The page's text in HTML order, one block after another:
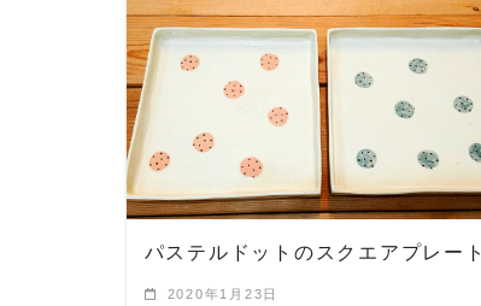
READ MORE
パステルドットのスクエアプレート
2020年1月23日